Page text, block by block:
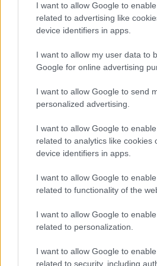
I want to allow Google to
related to advertising like
device identifiers in apps.
I want to allow my user data to
Google for online advertising
I want to allow Google to send
personalized advertising.
I want to allow Google to
related to analytics like cookies
device identifiers in apps.
I want to allow Google to
related to functionality of the
I want to allow Google to
related to personalization.
I want to allow Google to
related to security, including
Stalowa Wola > Klasa B, gr. III -
Przed meczami 2. kolejki - Stalowa Wola
(Victoria Giedlarowa) zajmują 3. miejsce
Poniżej znajdziesz także ostatnie
bramkowe.
Victoria Giedlarowa vs. ŁKS II Łowisko
transmisja
Wynik meczu Victoria Giedlarowa - ŁKS II
stronie zaraz po jego zakończeniu. Jeżeli
zajrzyj tutaj:Victoria Giedlarowa vs. ŁKS
strzelcy
Jeżeli w internecie lub TV dostępna jest
Wola > Klasa B, gr. III na pewno
portalu. Możliwe jednak, że nigdzie nie
Asseco Resovia| Developres Rzeszów